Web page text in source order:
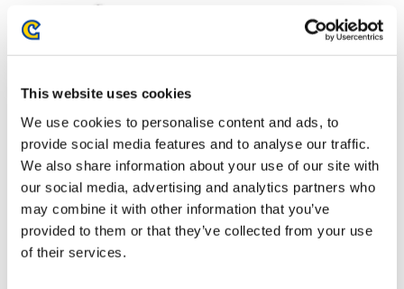
This website uses cookies
We use cookies to personalise content and ads, to
provide social media features and to analyse our traffic.
We also share information about your use of our site with
our social media, advertising and analytics partners who
may combine it with other information that you’ve
provided to them or that they’ve collected from your use
of their services.
エコバッグ 鬼武者 Way of the
Sword
エコバッグ 流星のロックマン パ
ーフェクトコレクション
1,650円